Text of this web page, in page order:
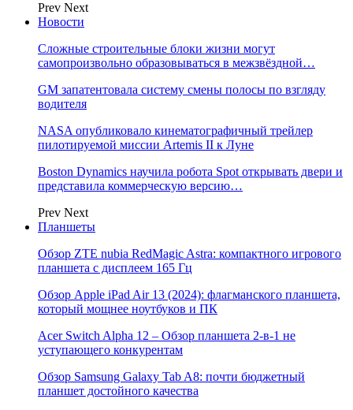
Prev Next
Новости
Сложные строительные блоки жизни могут
самопроизвольно образовываться в межзвёздной…
GM запатентовала систему смены полосы по взгляду
водителя
NASA опубликовало кинематографичный трейлер
пилотируемой миссии Artemis II к Луне
Boston Dynamics научила робота Spot открывать двери и
представила коммерческую версию…
Prev Next
Планшеты
Обзор ZTE nubia RedMagic Astra: компактного игрового
планшета с дисплеем 165 Гц
Обзор Apple iPad Air 13 (2024): флагманского планшета,
который мощнее ноутбуков и ПК
Acer Switch Alpha 12 – Обзор планшета 2-в-1 не
уступающего конкурентам
Обзор Samsung Galaxy Tab A8: почти бюджетный
планшет достойного качества